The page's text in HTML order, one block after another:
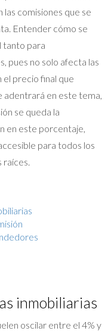
las comisiones que se
Entender cómo se
tanto para
pues no solo afecta las
el precio final que
adentrará en este tema,
se queda la
en este porcentaje,
para todos los
raíces.
inmobiliarias
oscilar entre el 4% y